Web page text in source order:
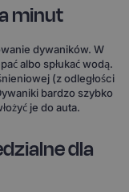
minut
dywaników. W
albo spłukać wodą.
(z odległości
bardzo szybko
je do auta.
dla